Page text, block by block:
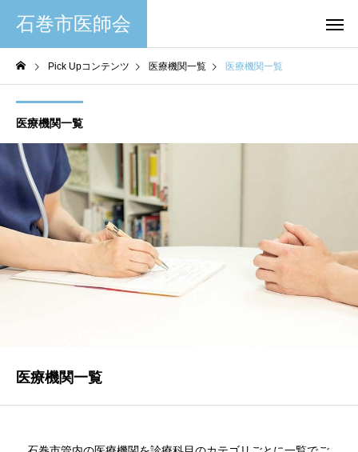
石巻市医師会
Pick Upコンテンツ 医療機関一覧 医療機関一覧
医療機関一覧
医療機関一覧